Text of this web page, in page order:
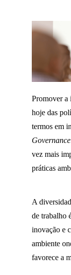
Promover a
hoje das
termos em
Governance
vez mais
práticas
A
de trabalho
inovação e
ambiente
favorece a